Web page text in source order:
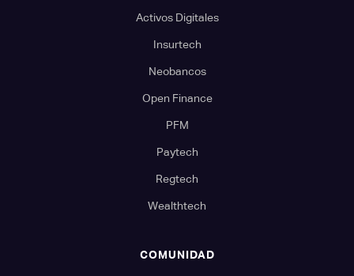
Activos Digitales
Insurtech
Neobancos
Open Finance
PFM
Paytech
Regtech
Wealthtech
COMUNIDAD